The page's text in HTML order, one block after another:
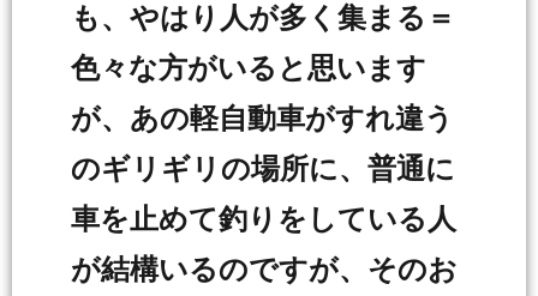
も、やはり人が多く集まる＝
色々な方がいると思います
が、あの軽自動車がすれ違う
のギリギリの場所に、普通に
車を止めて釣りをしている人
が結構いるのですが、そのお